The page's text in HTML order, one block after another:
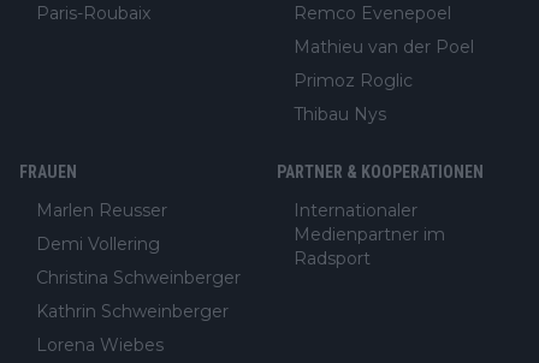
Paris-Roubaix
Remco Evenepoel
Mathieu van der Poel
Primoz Roglic
Thibau Nys
FRAUEN
Marlen Reusser
Demi Vollering
Christina Schweinberger
Kathrin Schweinberger
Lorena Wiebes
PARTNER & KOOPERATIONEN
Internationaler
Medienpartner im
Radsport